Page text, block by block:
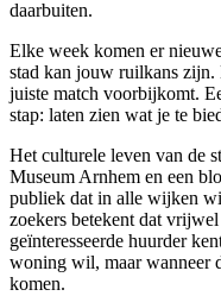
daarbuiten.
Elke week komen er
stad kan jouw ruilkans zijn.
juiste match voorbijkomt.
stap: laten zien wat je te
Het culturele leven van de
Museum Arnhem en een
publiek dat in alle wijken
zoekers betekent dat
geïnteresseerde huurder
woning wil, maar wanneer
komen.